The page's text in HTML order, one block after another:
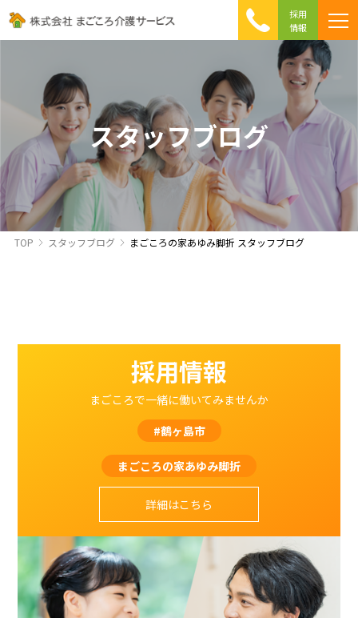
採用
情報
ころ介護の特徴
への取り組み
相談 Q&A
て介護を利用する方へ
スタッフブログ
TOP スタッフブログ まごころの家あゆみ脚折 スタッフブログ
採用情報
まごころで一緒に働いてみませんか
#鶴ヶ島市
まごころの家あゆみ脚折
詳細はこちら